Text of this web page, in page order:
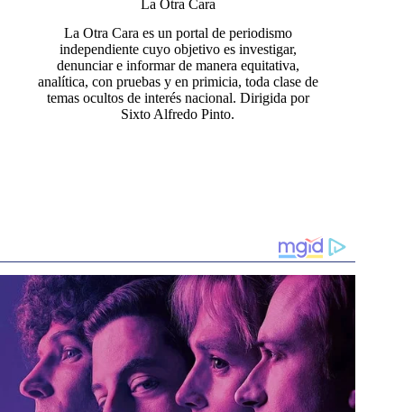
La Otra Cara
La Otra Cara es un portal de periodismo
independiente cuyo objetivo es investigar,
denunciar e informar de manera equitativa,
analítica, con pruebas y en primicia, toda clase de
temas ocultos de interés nacional. Dirigida por
Sixto Alfredo Pinto.